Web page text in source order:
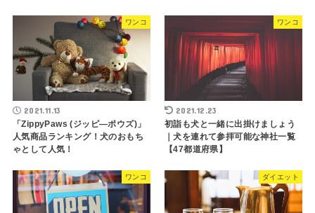
ワンコ
2021.11.13
「ZippyPaws (ジッピ―ポウズ)」
人気商品ランキング！犬のおもち
ゃとして人気！
ワンコ
2021.12.23
初詣も犬と一緒に出掛けましょう
｜犬を連れて参拝可能な神社一覧
【47都道府県】
ワンコ ダイエット